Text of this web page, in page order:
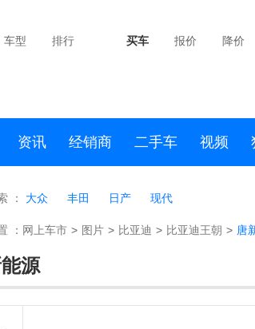
车型 排行 买车 报价 降价
资讯 经销商 二手车 视频
： 大众 丰田 日产 现代
： 网上车市 > 图片 > 比亚迪 > 比亚迪王朝 > 唐
源